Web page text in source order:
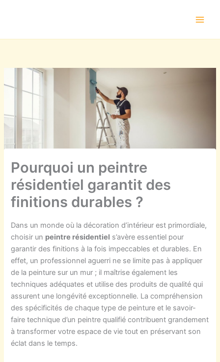
Pourquoi un peintre
résidentiel garantit des
finitions durables ?
Dans un monde où la décoration d’intérieur est primordiale,
choisir un peintre résidentiel s’avère essentiel pour
garantir des finitions à la fois impeccables et durables. En
effet, un professionnel aguerri ne se limite pas à appliquer
de la peinture sur un mur ; il maîtrise également les
techniques adéquates et utilise des produits de qualité qui
assurent une longévité exceptionnelle. La compréhension
des spécificités de chaque type de peinture et le savoir-
faire technique d’un peintre qualifié contribuent grandement
à transformer votre espace de vie tout en préservant son
éclat dans le temps.